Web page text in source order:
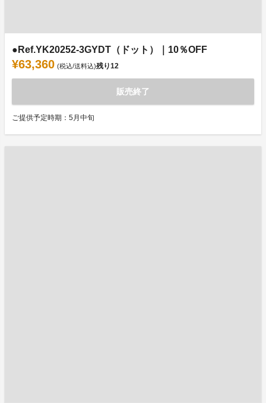
●Ref.YK20252-3GYDT（ドット）｜10％OFF
¥63,360 (税込/送料込)残り12
販売終了
ご提供予定時期：5月中旬